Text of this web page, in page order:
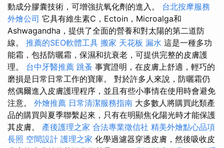
動成分膠囊技術，可增強抗氧化劑的進入。 台北按摩服務
外燴公司 它具有維生素C，Ectoin，Microalga和
Ashwagandha，提供了全面的營養和對太陽的第二道防
線。 推薦的SEO軟體工具 搬家 天花板 漏水 這是一種多功
能霜，包括防曬霜，保濕和抗衰老，可提供完整的皮膚護
理。 台中牙醫推薦 跳蚤 事實證明，在皮膚上舒適，輕巧的
磨損是日常日常工作的寶庫。 對於許多人來說，防曬霜仍
然偶爾進入皮膚護理程序，並且有些小事情在使用時會避免
注意。 外燴推薦 日常清潔服務指南 大多數人將購買此類產
品的購買與夏季聯繫起來，只有在明顯焦化陽光時才能保護
其皮膚。 產後護理之家 合法專業徵信社 精美外燴點心品項
長照 空間設計 護理之家 化學過濾器穿透皮膚，然後吸收皮